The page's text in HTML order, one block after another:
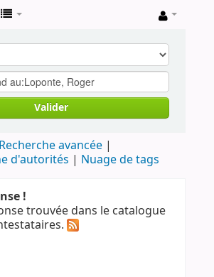
Valider
Recherche avancée
d'autorités
Nuage de tags
!
trouvée dans le catalogue